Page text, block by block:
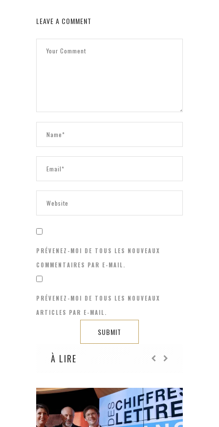
LEAVE A COMMENT
PRÉVENEZ-MOI DE TOUS LES NOUVEAUX
COMMENTAIRES PAR E-MAIL.
PRÉVENEZ-MOI DE TOUS LES NOUVEAUX
ARTICLES PAR E-MAIL.
À LIRE